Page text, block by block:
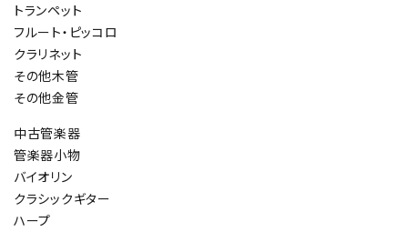
トランペット
フルート・ピッコロ
クラリネット
その他木管
その他金管
中古管楽器
管楽器小物
バイオリン
クラシックギター
ハープ